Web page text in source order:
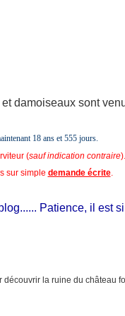
damoiseaux sont
18 ans et555 jours.
(sauf indication contraire
sur simple demande écrite.
Patience, il est si